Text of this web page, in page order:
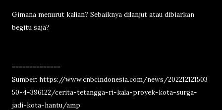
Gimana menurut kalian? Sebaiknya dilanjut atau dibiarkan
begitu saja?
==============
Sumber: https://www.cnbcindonesia.com/news/202212121503
50-4-396122/cerita-tetangga-ri-kala-proyek-kota-surga-
jadi-kota-hantu/amp